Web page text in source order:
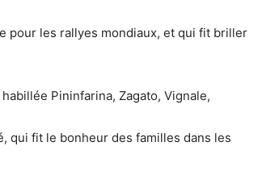
pour les rallyes mondiaux, et qui fit briller
Pininfarina, Zagato, Vignale,
qui fit le bonheur des familles dans les